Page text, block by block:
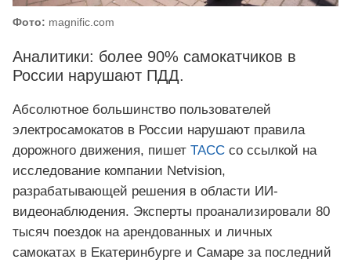
Фото: magnific.com
Аналитики: более 90% самокатчиков в
России нарушают ПДД.
Абсолютное большинство пользователей
электросамокатов в России нарушают правила
дорожного движения, пишет ТАСС со ссылкой на
исследование компании Netvision,
разрабатывающей решения в области ИИ-
видеонаблюдения. Эксперты проанализировали 80
тысяч поездок на арендованных и личных
самокатах в Екатеринбурге и Самаре за последний